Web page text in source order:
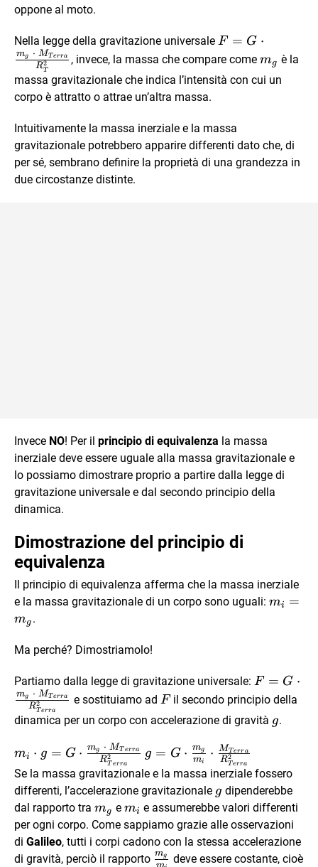
\vec
a
oppone al moto.
Nella legge della gravitazione universale F= G \cdot
\frac {m_g
\ \cdot \
F = G ⋅
RT
2
mg ⋅ MT erra , invece, la massa che compare come m_g
mg è la
massa gravitazionale che indica l’intensità con cui un
corpo è attratto o attrae un’altra massa.
Intuitivamente la massa inerziale e la massa
gravitazionale potrebbero apparire differenti dato che, di
per sé, sembrano definire la proprietà di una grandezza in
due circostanze distinte.
Invece NO! Per il principio di equivalenza la massa
inerziale deve essere uguale alla massa gravitazionale e
lo possiamo dimostrare proprio a partire dalla legge di
gravitazione universale e dal secondo principio della
dinamica.
Dimostrazione del principio di
equivalenza
Il principio di equivalenza afferma che la massa inerziale
e la massa gravitazionale di un corpo sono uguali: mi =
mg .
Ma perché? Dimostriamolo!
Partiamo dalla legge di gravitazione universale: F= G
\frac
\cdot \
F = G ⋅
RT erra
2
mg ⋅ MT erra e sostituiamo ad F
Fil secondo principio della
dinamica per un corpo con accelerazione di gravità g
g.
m_i \cdot g=G
\cdot \frac
{m_g \ \cdot \
M_{Terra}}
{R_{Terra}^2}
mi ⋅ g = G ⋅ RTerra
2
mg ⋅ MTerra
g=G \cdot
\frac {m_g}
{m_i}\cdot
\frac {
M_{Terra}}
{R_{Terra}^2}
g = G ⋅ mi
mg ⋅ RT erra
2
MTerra
Se la massa gravitazionale e la massa inerziale fossero
differenti, l’accelerazione gravitazionale g
g dipenderebbe
dal rapporto tra m_g
mg e m_i
mi e assumerebbe valori differenti
per ogni corpo. Come sappiamo grazie alle osservazioni
di Galileo, tutti i corpi cadono con la stessa accelerazione
di gravità, perciò il rapporto \frac
mg deve essere costante, cioè